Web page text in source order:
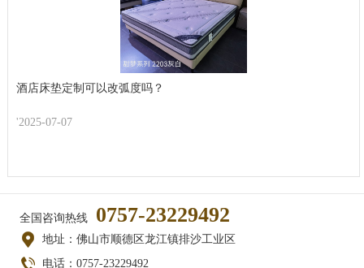
酒店床垫定制可以改弧度吗？
'2025-07-07
全国咨询热线 0757-23229492
地址：佛山市顺德区龙江镇排沙工业区
电话：0757-23229492